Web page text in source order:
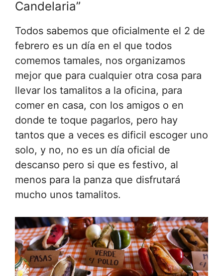
Candelaria”
Todos sabemos que oficialmente el 2 de
febrero es un día en el que todos
comemos tamales, nos organizamos
mejor que para cualquier otra cosa para
llevar los tamalitos a la oficina, para
comer en casa, con los amigos o en
donde te toque pagarlos, pero hay
tantos que a veces es dificil escoger uno
solo, y no, no es un día oficial de
descanso pero si que es festivo, al
menos para la panza que disfrutará
mucho unos tamalitos.